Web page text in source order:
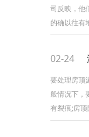
的装修就拔
画、电视柜
等，都会显
司反映，他
的确以往有
实木有
木，所以能
板不应打磨
如果需要
打磨地板
实木成份适
02-24
要处理房顶
般情况下，
有裂痕;房
防水效果;